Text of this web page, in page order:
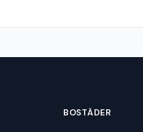
BOSTÄDER